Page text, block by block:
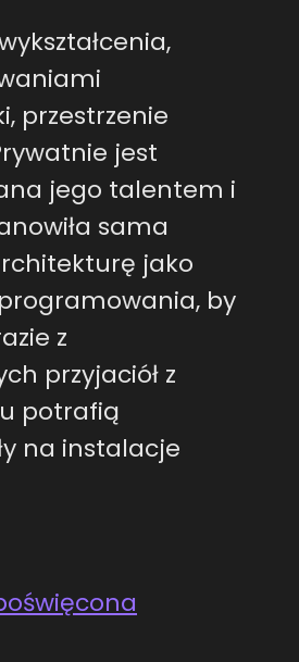
przestrzenie
jest
jego talentem i
sama
jako
by
z
przyjaciół z
potrafią
na instalacje